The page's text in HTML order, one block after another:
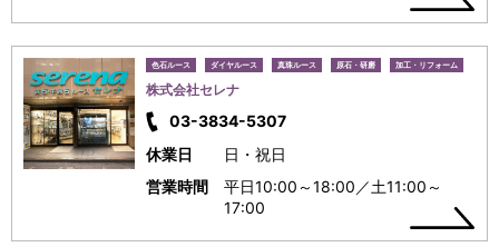
色石ルース ダイヤルース 真珠ルース 原石・研磨 加工・リフォーム
株式会社セレナ
03-3834-5307
休業日
日・祝日
営業時間
平日10:00～18:00／土11:00～
17:00